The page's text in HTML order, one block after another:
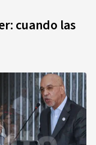
cuando las